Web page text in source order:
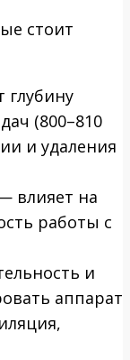
стоит
глубину
(800–810
и удаления
влияет на
работы с
и
аппарат